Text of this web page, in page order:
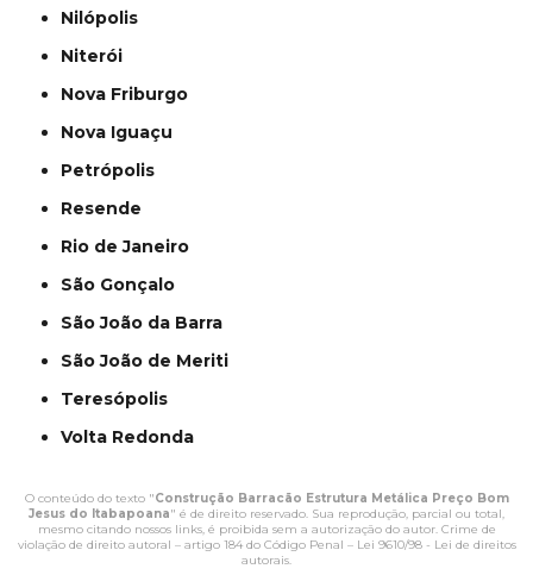
Nilópolis
Niterói
Nova Friburgo
Nova Iguaçu
Petrópolis
Resende
Rio de Janeiro
São Gonçalo
São João da Barra
São João de Meriti
Teresópolis
Volta Redonda
O conteúdo do texto "Construção Barracão Estrutura Metálica Preço Bom
Jesus do Itabapoana" é de direito reservado. Sua reprodução, parcial ou total,
mesmo citando nossos links, é proibida sem a autorização do autor. Crime de
violação de direito autoral – artigo 184 do Código Penal – Lei 9610/98 - Lei de direitos
autorais.